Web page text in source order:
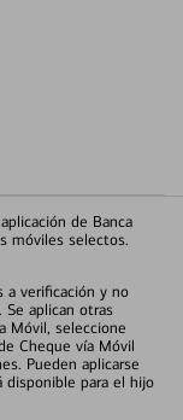
de Banca
móviles selectos.
a verificación y no
aplican otras
Móvil, seleccione
Cheque vía Móvil
Pueden aplicarse
disponible para el hijo